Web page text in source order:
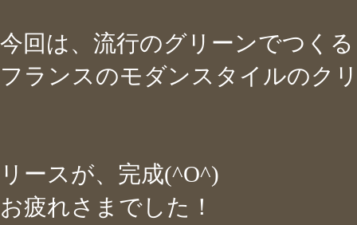
今回は、流行のグリーンでつくる
フランスのモダンスタイルの
リースが、完成(^O^)
お疲れさまでした！